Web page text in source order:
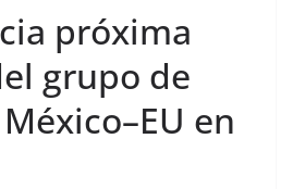
próxima
grupo de
en